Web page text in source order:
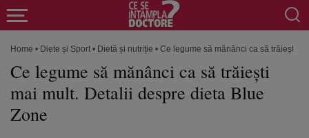
Home • Diete și Sport • Dietă și nutriție • Ce legume să mănânci ca să trăiești
Ce legume să mănânci ca să trăiești
mai mult. Detalii despre dieta Blue
Zone